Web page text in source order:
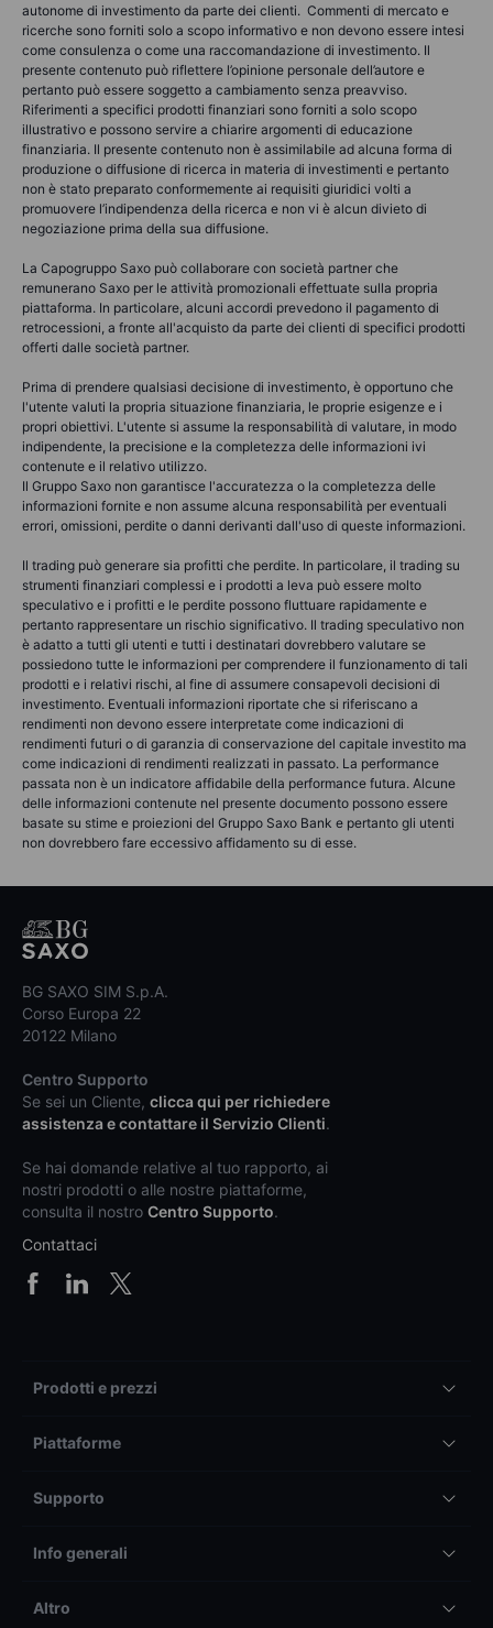
autonome di investimento da parte dei clienti. Commenti di mercato e
ricerche sono forniti solo a scopo informativo e non devono essere intesi
come consulenza o come una raccomandazione di investimento. Il
presente contenuto può riflettere l’opinione personale dell’autore e
pertanto può essere soggetto a cambiamento senza preavviso.
Riferimenti a specifici prodotti finanziari sono forniti a solo scopo
illustrativo e possono servire a chiarire argomenti di educazione
finanziaria. Il presente contenuto non è assimilabile ad alcuna forma di
produzione o diffusione di ricerca in materia di investimenti e pertanto
non è stato preparato conformemente ai requisiti giuridici volti a
promuovere l’indipendenza della ricerca e non vi è alcun divieto di
negoziazione prima della sua diffusione.
La Capogruppo Saxo può collaborare con società partner che
remunerano Saxo per le attività promozionali effettuate sulla propria
piattaforma. In particolare, alcuni accordi prevedono il pagamento di
retrocessioni, a fronte all'acquisto da parte dei clienti di specifici prodotti
offerti dalle società partner.
Prima di prendere qualsiasi decisione di investimento, è opportuno che
l'utente valuti la propria situazione finanziaria, le proprie esigenze e i
propri obiettivi. L'utente si assume la responsabilità di valutare, in modo
indipendente, la precisione e la completezza delle informazioni ivi
contenute e il relativo utilizzo.
Il Gruppo Saxo non garantisce l'accuratezza o la completezza delle
informazioni fornite e non assume alcuna responsabilità per eventuali
errori, omissioni, perdite o danni derivanti dall'uso di queste informazioni.
Il trading può generare sia profitti che perdite. In particolare, il trading su
strumenti finanziari complessi e i prodotti a leva può essere molto
speculativo e i profitti e le perdite possono fluttuare rapidamente e
pertanto rappresentare un rischio significativo. Il trading speculativo non
è adatto a tutti gli utenti e tutti i destinatari dovrebbero valutare se
possiedono tutte le informazioni per comprendere il funzionamento di tali
prodotti e i relativi rischi, al fine di assumere consapevoli decisioni di
investimento. Eventuali informazioni riportate che si riferiscano a
rendimenti non devono essere interpretate come indicazioni di
rendimenti futuri o di garanzia di conservazione del capitale investito ma
come indicazioni di rendimenti realizzati in passato. La performance
passata non è un indicatore affidabile della performance futura. Alcune
delle informazioni contenute nel presente documento possono essere
basate su stime e proiezioni del Gruppo Saxo Bank e pertanto gli utenti
non dovrebbero fare eccessivo affidamento su di esse.
BG SAXO SIM S.p.A.
Corso Europa 22
20122 Milano
Centro Supporto
Se sei un Cliente, clicca qui per richiedere
assistenza e contattare il Servizio Clienti.
Se hai domande relative al tuo rapporto, ai
nostri prodotti o alle nostre piattaforme,
consulta il nostro Centro Supporto.
Contattaci
Prodotti e prezzi
Piattaforme
Supporto
Info generali
Altro